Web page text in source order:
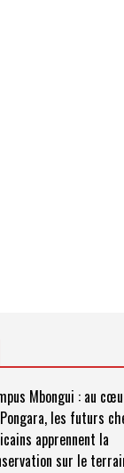
Mbongui : au
les futurs
apprennent la
sur le